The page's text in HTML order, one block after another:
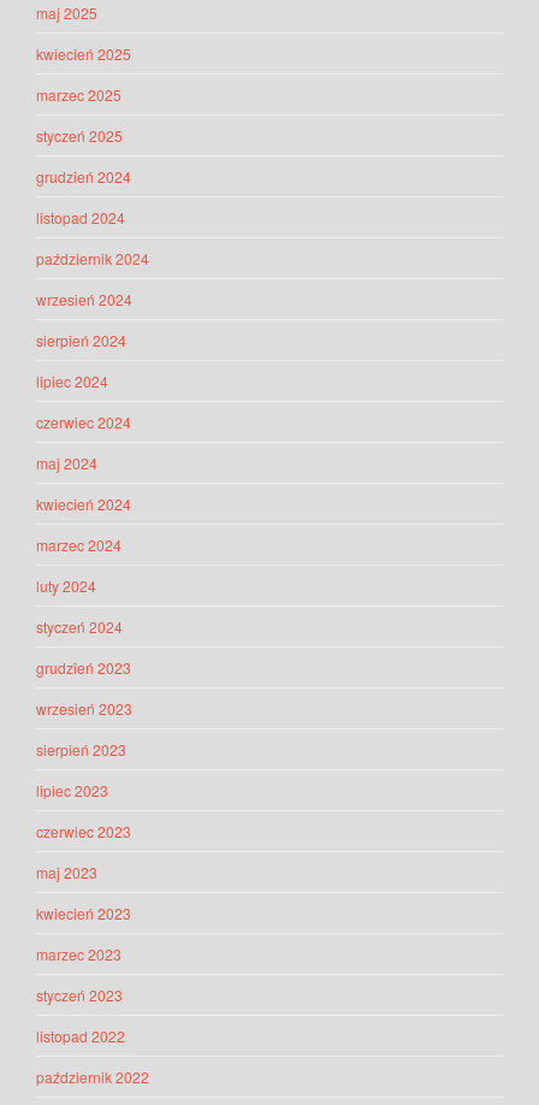
maj 2025
kwiecień 2025
marzec 2025
styczeń 2025
grudzień 2024
listopad 2024
październik 2024
wrzesień 2024
sierpień 2024
lipiec 2024
czerwiec 2024
maj 2024
kwiecień 2024
marzec 2024
luty 2024
styczeń 2024
grudzień 2023
wrzesień 2023
sierpień 2023
lipiec 2023
czerwiec 2023
maj 2023
kwiecień 2023
marzec 2023
styczeń 2023
listopad 2022
październik 2022